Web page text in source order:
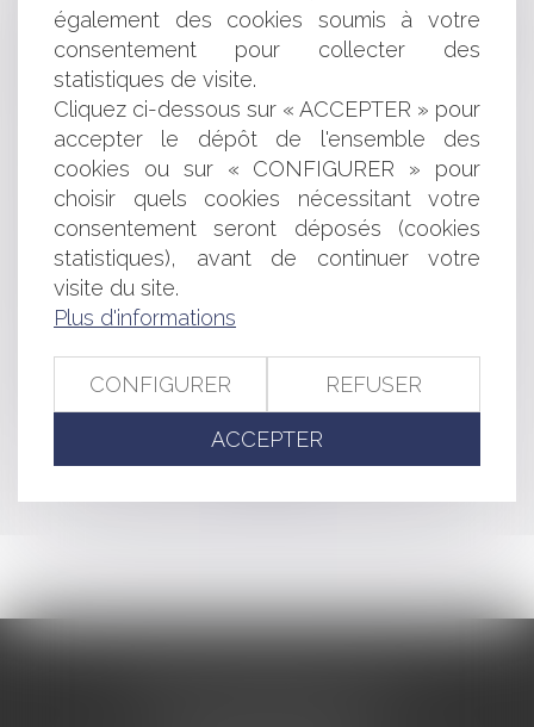
de 470 millions d’euros à l’encontre des fabricants
Schneider Electric et Legrand et des distributeurs Rexel et
Sonepar
Dossier de surendettement : précisions sur l’action en
relevé de forclusion
Bail à construction : conséquences de la résiliation
amiable et défaut d'entretien
Enercoop Midi-Pyrénées lance une levée de fonds
citoyenne pour développer de nouveaux parcs solaires
Nullité d’un contrat de location avec option d’achat
pour défaut de contrepartie personnelle
Fin du portail public pour la facturation électronique ?
réception judiciaire
< ... 45 46 47 48 49 50 51 ... >
également des cookies soumis à votre
consentement pour collecter des
statistiques de visite.
Cliquez ci-dessous sur « ACCEPTER » pour
accepter le dépôt de l'ensemble des
cookies ou sur « CONFIGURER » pour
choisir quels cookies nécessitant votre
consentement seront déposés (cookies
statistiques), avant de continuer votre
visite du site.
Plus d'informations
CONFIGURER REFUSER
ACCEPTER